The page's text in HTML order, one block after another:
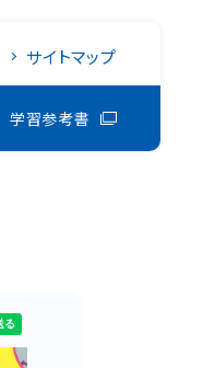
サイトマップ
学習参考書